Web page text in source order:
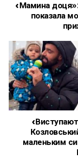
«Мамина
показала
маленьким